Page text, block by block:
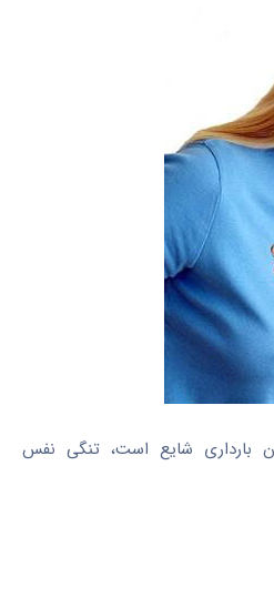
بارداری شایع است، تنگی نفس